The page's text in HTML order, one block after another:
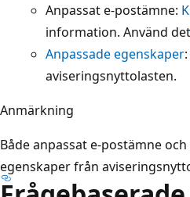
Anpassat e-postämne:
information. Använd det
Anpassade egenskaper
aviseringsnyttolasten.
Anmärkning
Både anpassat e-postämne
egenskaper från